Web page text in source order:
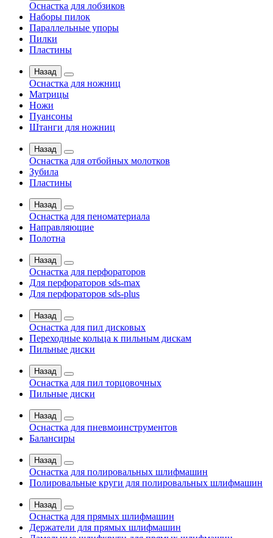
Оснастка для лобзиков
Наборы пилок
Параллельные упоры
Пилки
Пластины
Назад
Оснастка для ножниц
Матрицы
Ножи
Пуансоны
Штанги для ножниц
Назад
Оснастка для отбойных молотков
Зубила
Пластины
Назад
Оснастка для пеноматериала
Направляющие
Полотна
Назад
Оснастка для перфораторов
Для перфораторов sds-max
Для перфораторов sds-plus
Назад
Оснастка для пил дисковых
Переходные кольца к пильным дискам
Пильные диски
Назад
Оснастка для пил торцовочных
Пильные диски
Назад
Оснастка для пневмоинструментов
Балансиры
Назад
Оснастка для полировальных шлифмашин
Полировальные круги для полировальных шлифмашин
Назад
Оснастка для прямых шлифмашин
Держатели для прямых шлифмашин